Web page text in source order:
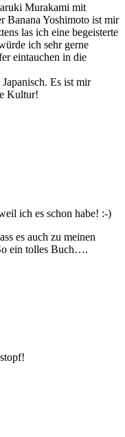
Murakami mit
Banana Yoshimoto ist mir
las ich eine begeisterte
ich sehr gerne
eintauchen in die
Es ist mir
Kultur!
ich es schon habe! :-)
es auch zu meinen
ein tolles Buch….